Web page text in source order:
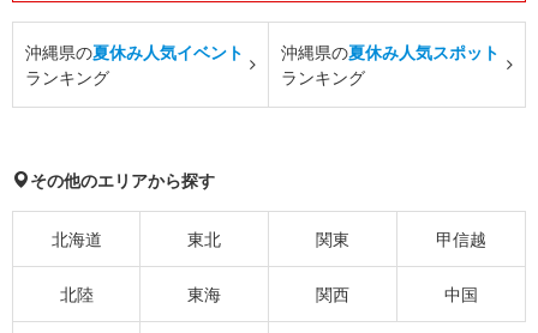
沖縄県の夏休み人気イベント
ランキング
沖縄県の夏休み人気スポット
ランキング
その他のエリアから探す
北海道 東北 関東 甲信越
北陸 東海 関西 中国